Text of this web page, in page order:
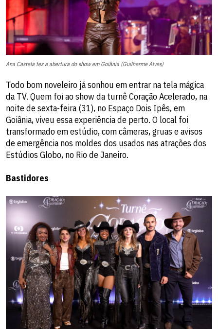
Ana Castela fez a abertura do show em Goiânia (Guilherme Alves)
Todo bom noveleiro já sonhou em entrar na tela mágica
da TV. Quem foi ao show da turnê Coração Acelerado, na
noite de sexta-feira (31), no Espaço Dois Ipês, em
Goiânia, viveu essa experiência de perto. O local foi
transformado em estúdio, com câmeras, gruas e avisos
de emergência nos moldes dos usados nas atrações dos
Estúdios Globo, no Rio de Janeiro.
Bastidores